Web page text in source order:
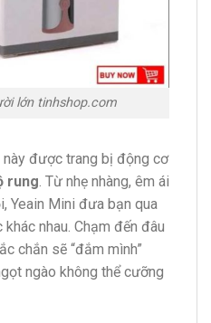
lớn tinhshop.com
được trang bị động cơ
rung. Từ nhẹ nhàng, êm ái
Yeain Mini đưa bạn qua
nhau. Chạm đến đâu
chắn sẽ “đắm mình”
ngào không thể cưỡng